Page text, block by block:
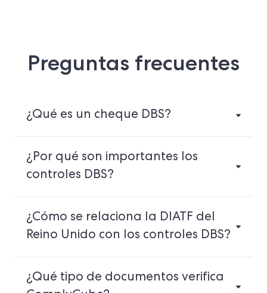
Preguntas frecuentes
¿Qué es un cheque DBS?
¿Por qué son importantes los
controles DBS?
¿Cómo se relaciona la DIATF del
Reino Unido con los controles DBS?
¿Qué tipo de documentos verifica